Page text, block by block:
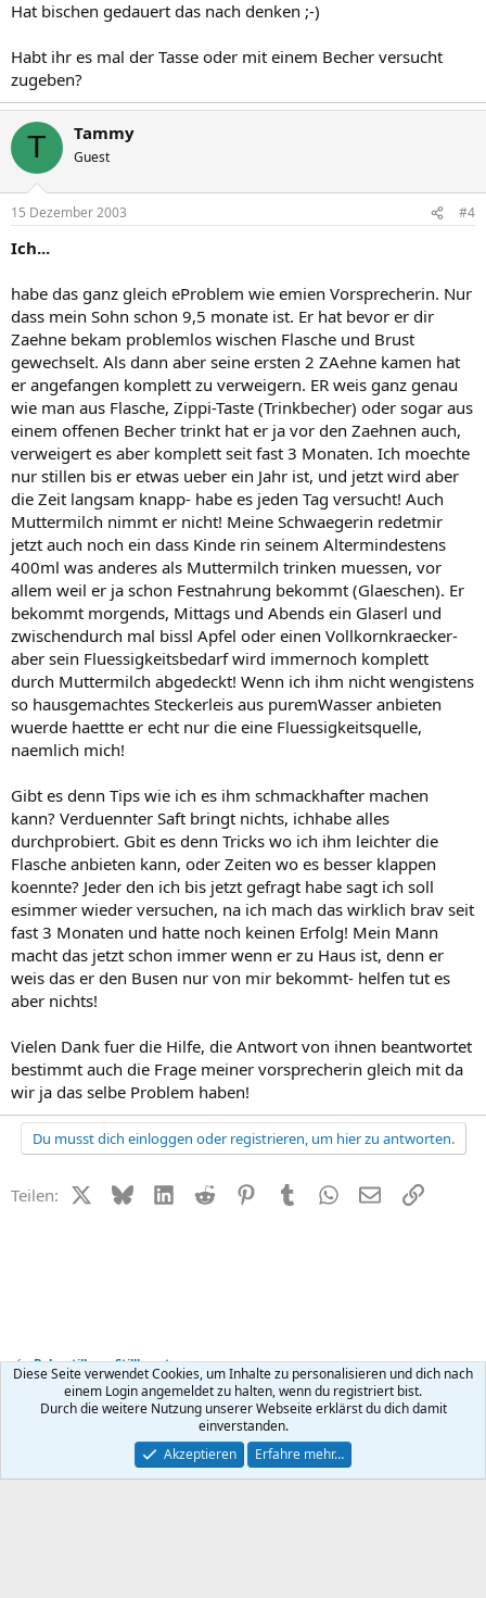
Hat bischen gedauert das nach denken ;-)
Habt ihr es mal der Tasse oder mit einem Becher versucht
zugeben?
T Tammy
Guest
15 Dezember 2003 #4
Ich...
habe das ganz gleich eProblem wie emien Vorsprecherin. Nur
dass mein Sohn schon 9,5 monate ist. Er hat bevor er dir
Zaehne bekam problemlos wischen Flasche und Brust
gewechselt. Als dann aber seine ersten 2 ZAehne kamen hat
er angefangen komplett zu verweigern. ER weis ganz genau
wie man aus Flasche, Zippi-Taste (Trinkbecher) oder sogar aus
einem offenen Becher trinkt hat er ja vor den Zaehnen auch,
verweigert es aber komplett seit fast 3 Monaten. Ich moechte
nur stillen bis er etwas ueber ein Jahr ist, und jetzt wird aber
die Zeit langsam knapp- habe es jeden Tag versucht! Auch
Muttermilch nimmt er nicht! Meine Schwaegerin redetmir
jetzt auch noch ein dass Kinde rin seinem Altermindestens
400ml was anderes als Muttermilch trinken muessen, vor
allem weil er ja schon Festnahrung bekommt (Glaeschen). Er
bekommt morgends, Mittags und Abends ein Glaserl und
zwischendurch mal bissl Apfel oder einen Vollkornkraecker-
aber sein Fluessigkeitsbedarf wird immernoch komplett
durch Muttermilch abgedeckt! Wenn ich ihm nicht wengistens
so hausgemachtes Steckerleis aus puremWasser anbieten
wuerde haettte er echt nur die eine Fluessigkeitsquelle,
naemlich mich!
Gibt es denn Tips wie ich es ihm schmackhafter machen
kann? Verduennter Saft bringt nichts, ichhabe alles
durchprobiert. Gbit es denn Tricks wo ich ihm leichter die
Flasche anbieten kann, oder Zeiten wo es besser klappen
koennte? Jeder den ich bis jetzt gefragt habe sagt ich soll
esimmer wieder versuchen, na ich mach das wirklich brav seit
fast 3 Monaten und hatte noch keinen Erfolg! Mein Mann
macht das jetzt schon immer wenn er zu Haus ist, denn er
weis das er den Busen nur von mir bekommt- helfen tut es
aber nichts!
Vielen Dank fuer die Hilfe, die Antwort von ihnen beantwortet
bestimmt auch die Frage meiner vorsprecherin gleich mit da
wir ja das selbe Problem haben!
Du musst dich einloggen oder registrieren, um hier zu antworten.
Teilen: X (Twitter)
BlueskyLinkedIn
Reddit PinterestTumblr WhatsApp
E-MailLink
Baby stillen + Stillberatung
Kontakt Nutzungsbedingungen Datenschutz Hilfe
R
Community platform by XenForo ® © 2010-2026 XenForo Ltd.
Diese Seite verwendet Cookies, um Inhalte zu personalisieren und dich nach
einem Login angemeldet zu halten, wenn du registriert bist.
Durch die weitere Nutzung unserer Webseite erklärst du dich damit
einverstanden.
Akzeptieren
Erfahre mehr…